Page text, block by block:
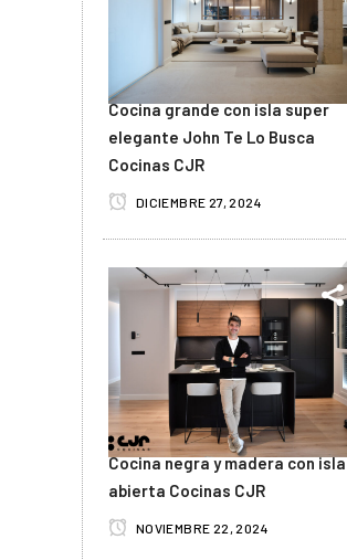
Cocina grande con isla super
elegante John Te Lo Busca
Cocinas CJR
DICIEMBRE 27, 2024
Cocina negra y madera con isla
abierta Cocinas CJR
NOVIEMBRE 22, 2024